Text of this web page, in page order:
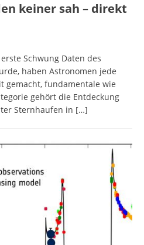
keiner sah – direkt
Schwung Daten des
haben Astronomen jede
gemacht, fundamentale wie
gehört die Entdeckung
Sternhaufen in […]